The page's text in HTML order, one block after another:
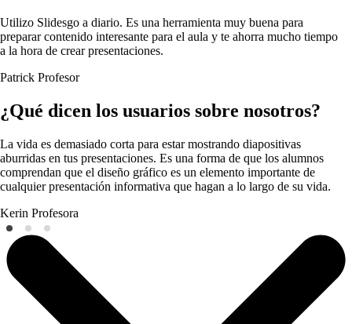
Utilizo Slidesgo a diario. Es una herramienta muy buena para
preparar contenido interesante para el aula y te ahorra mucho tiempo
a la hora de crear presentaciones.
Patrick Profesor
¿Qué dicen los usuarios sobre nosotros?
La vida es demasiado corta para estar mostrando diapositivas
aburridas en tus presentaciones. Es una forma de que los alumnos
comprendan que el diseño gráfico es un elemento importante de
cualquier presentación informativa que hagan a lo largo de su vida.
Kerin Profesora